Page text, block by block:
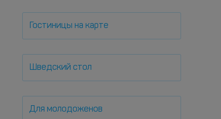
Гостиницы на карте
Шведский стол
Для молодоженов